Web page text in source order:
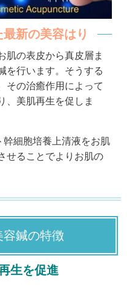
新の美容はり
肌の表皮から真皮層ま
を行います。そうする
その治癒作用によって
、美肌再生を促しま
細胞培養上清液をお肌
せることでよりお肌の
容鍼の特徴
生を促進